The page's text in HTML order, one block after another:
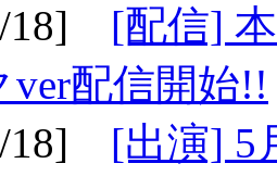
18] [配信]
ver配信開始!!
18] [出演] 5